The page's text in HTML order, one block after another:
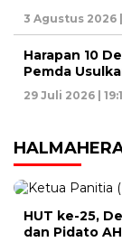
3 Agustus 2026
Harapan 10
Pemda
29 Juli 2026 |
HUT ke-25,
dan Pidato